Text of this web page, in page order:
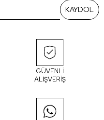
KAYDOL
GÜVENLİ
ALIŞVERİŞ